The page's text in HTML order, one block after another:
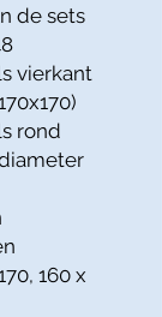
de sets
vierkant
rond
160 x